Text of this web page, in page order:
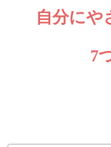
自分にや
7